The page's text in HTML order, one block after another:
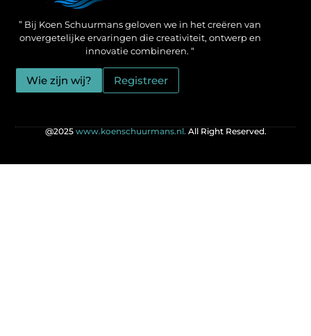
” Bij Koen Schuurmans geloven we in het creëren van
onvergetelijke ervaringen die creativiteit, ontwerp en
innovatie combineren. “
Wie zijn wij? Registreer
@2025 www.koenschuurmans.nl. All Right Reserved.